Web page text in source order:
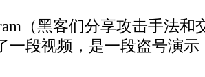
（黑客们分享攻击手法和
一段视频，是一段盗号演